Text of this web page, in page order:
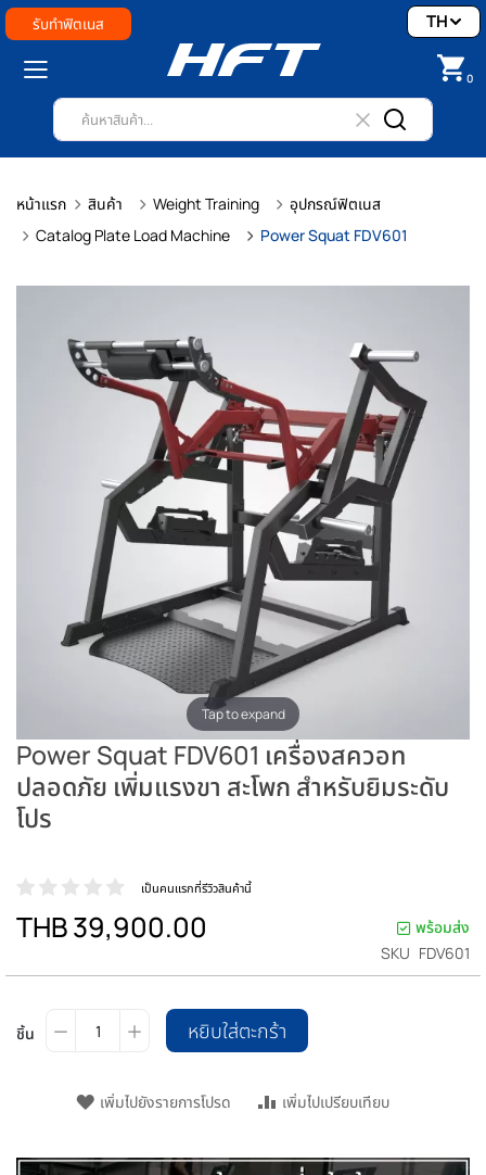
รับทำฟิตเนส
0
TH
หน้าแรก สินค้า Weight Training
อุปกรณ์ฟิตเนส
Catalog Plate Load Machine
Power Squat FDV601
Tap to expand
Power Squat FDV601 เครื่องสควอท
ปลอดภัย เพิ่มแรงขา สะโพก สำหรับยิมระดับ
โปร
เป็นคนแรกที่รีวิวสินค้านี้
THB 39,900.00
พร้อมส่ง
SKU FDV601
ชิ้น หยิบใส่ตะกร้า
เพิ่มไปยังรายการโปรด เพิ่มไปเปรียบเทียบ